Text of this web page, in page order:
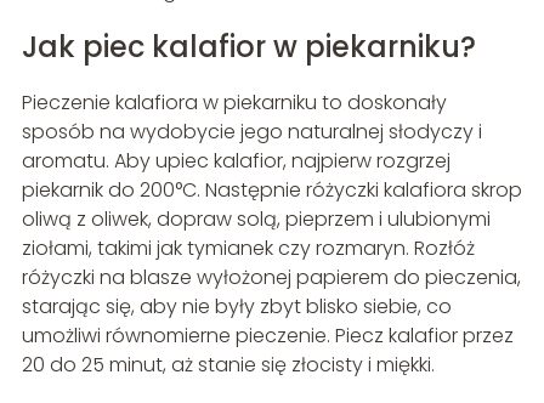
Jak piec kalafior w piekarniku?
Pieczenie kalafiora w piekarniku to doskonały
sposób na wydobycie jego naturalnej słodyczy i
aromatu. Aby upiec kalafior, najpierw rozgrzej
piekarnik do 200°C. Następnie różyczki kalafiora skrop
oliwą z oliwek, dopraw solą, pieprzem i ulubionymi
ziołami, takimi jak tymianek czy rozmaryn. Rozłóż
różyczki na blasze wyłożonej papierem do pieczenia,
starając się, aby nie były zbyt blisko siebie, co
umożliwi równomierne pieczenie. Piecz kalafior przez
20 do 25 minut, aż stanie się złocisty i miękki.